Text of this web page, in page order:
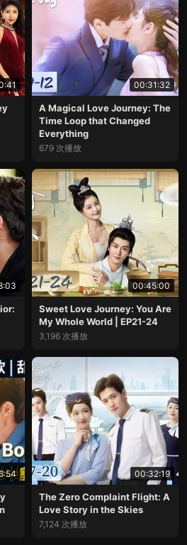
00:31:32
A Magical Love Journey: The
Time Loop that Changed
Everything
679 次播放
00:45:00
Sweet Love Journey: You Are
My Whole World | EP21-24
3,196 次播放
00:32:19
The Zero Complaint Flight: A
Love Story in the Skies
7,124 次播放